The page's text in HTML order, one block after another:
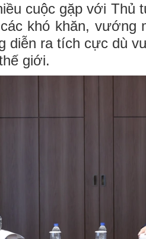
cuộc gặp với Thủ
khó khăn, vướng
diễn ra tích cực dù
giới.